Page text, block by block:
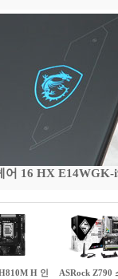
어 16 HX E14WGK-